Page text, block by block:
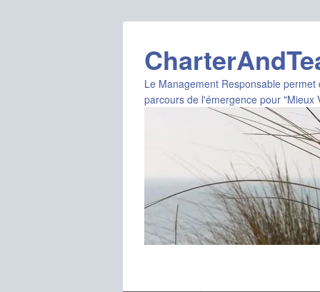
Le Management Responsable
parcours de l'émergence pour